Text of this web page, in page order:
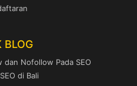
BLOG
Nofollow Pada SEO
di Bali